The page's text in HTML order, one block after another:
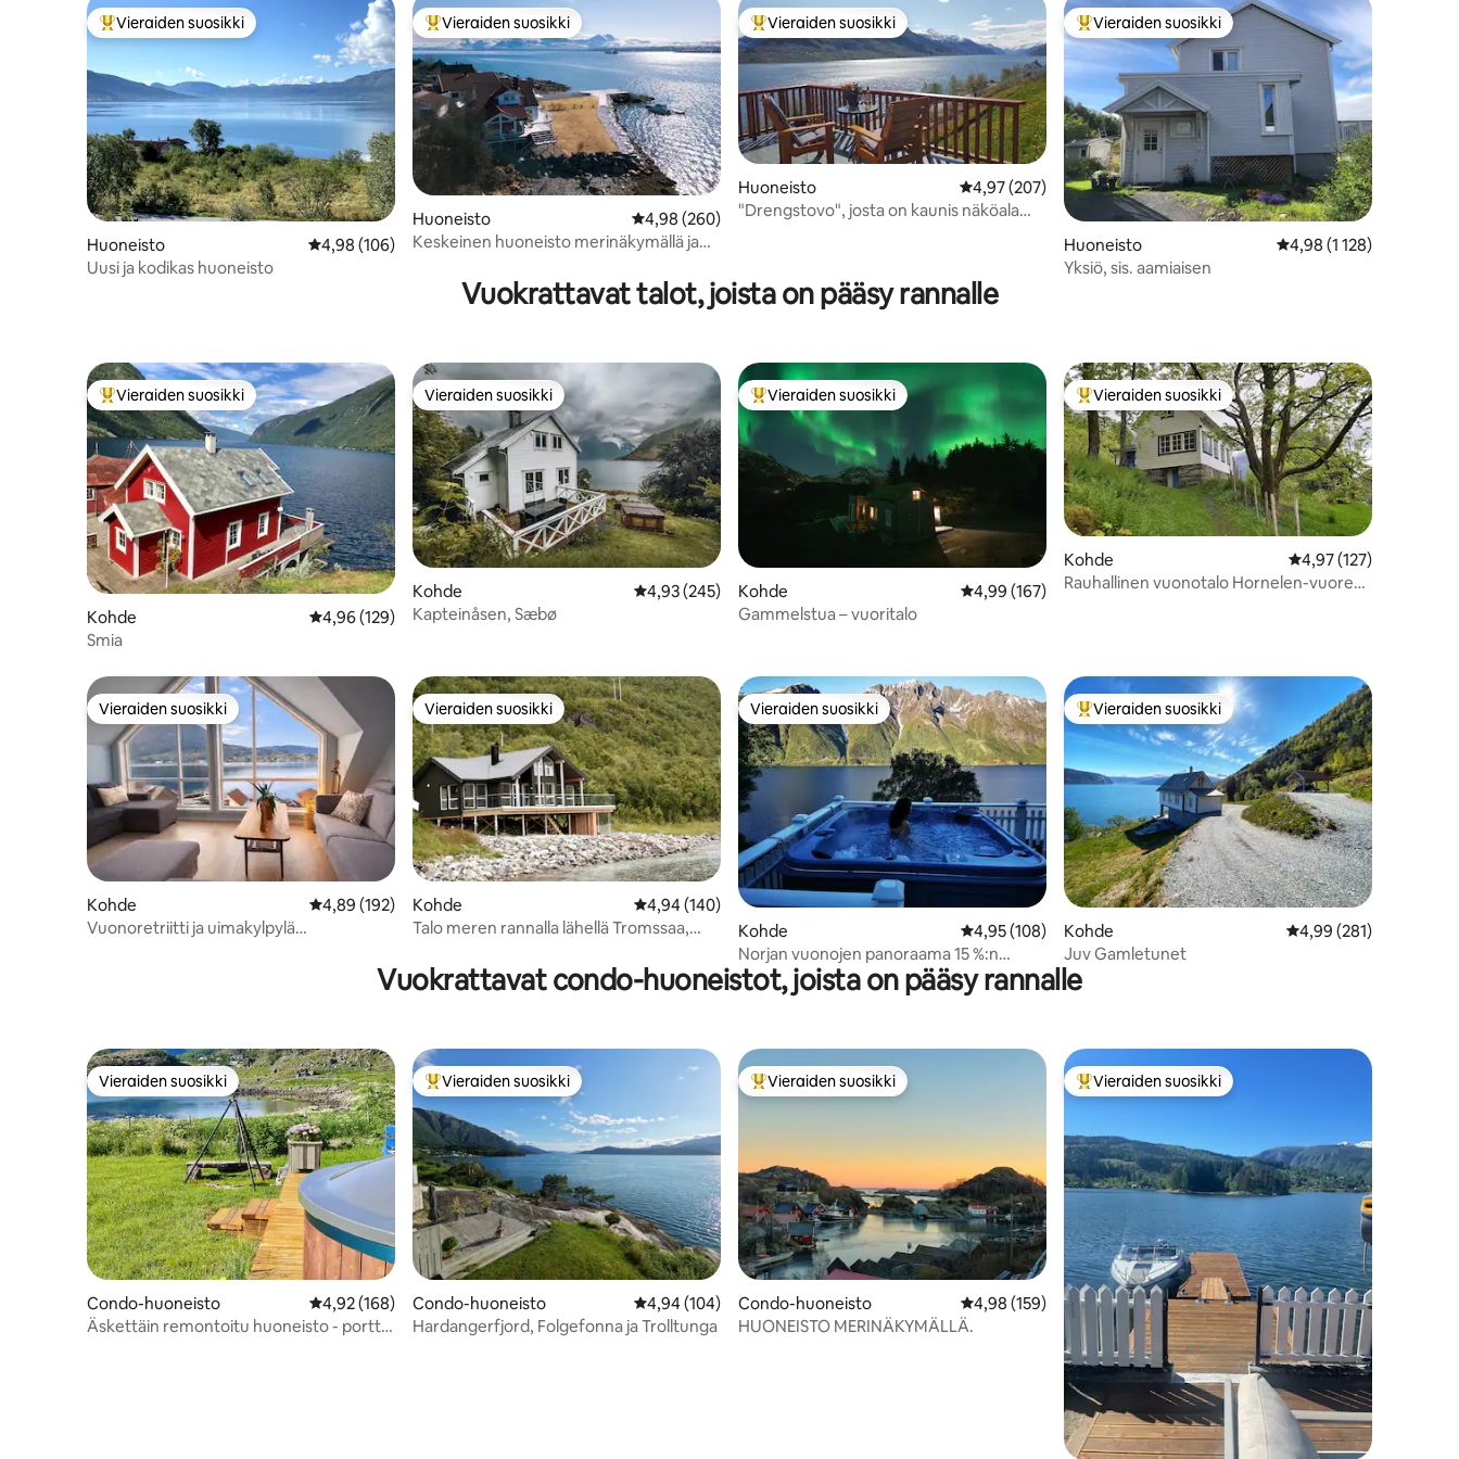
Vieraiden suosikkien parhaimmistoa
Vieraiden suosikki
Huoneisto Keskimääräinen arvio 4,98/5, 106 arvostelua
4,98 (106)
Uusi ja kodikas huoneisto
Vieraiden suosikkien parhaimmistoa
Vieraiden suosikki
Huoneisto Keskimääräinen arvio 4,98/5, 260 arvostelua
4,98 (260)
Keskeinen huoneisto merinäkymällä ja
Vieraiden suosikkien parhaimmistoa
Vieraiden suosikki
Huoneisto Keskimääräinen arvio 4,97/5, 207 arvostelua
4,97 (207)
"Drengstovo", josta on kaunis näköala
Vieraiden suosikkien parhaimmistoa
Vieraiden suosikki
Huoneisto Keskimääräinen arvio
4,98 (1 128)
Yksiö, sis. aamiaisen
Vuokrattavat talot, joista on pääsy rannalle
Vieraiden suosikkien parhaimmistoa
Vieraiden suosikki
Kohde Keskimääräinen arvio 4,96/5, 129 arvostelua
4,96 (129)
Smia
Vieraiden suosikki
Vieraiden suosikki
Kohde Keskimääräinen arvio 4,93/5, 245 arvostelua
4,93 (245)
Kapteinåsen, Sæbø
Vieraiden suosikkien parhaimmistoa
Vieraiden suosikki
Kohde Keskimääräinen arvio 4,99/5, 167 arvostelua
4,99 (167)
Gammelstua – vuoritalo
Vieraiden suosikkien parhaimmistoa
Vieraiden suosikki
Kohde Keskimääräinen arvio
4,97 (127)
Rauhallinen vuonotalo Hornelen-vuoren
Vieraiden suosikki
Vieraiden suosikki
Kohde Keskimääräinen arvio 4,89/5, 192 arvostelua
4,89 (192)
Vuonoretriitti ja uimakylpylä
Vieraiden suosikki
Vieraiden suosikki
Kohde Keskimääräinen arvio 4,94/5, 140 arvostelua
4,94 (140)
Talo meren rannalla lähellä Tromssaa,
Vieraiden suosikki
Vieraiden suosikki
Kohde Keskimääräinen arvio 4,95/5, 108 arvostelua
4,95 (108)
Norjan vuonojen panoraama 15 %:n
alennus syksy/talvi
Vieraiden suosikkien parhaimmistoa
Vieraiden suosikki
Kohde Keskimääräinen arvio
4,99 (281)
Juv Gamletunet
Vuokrattavat condo-huoneistot, joista on pääsy rannalle
Vieraiden suosikki
Vieraiden suosikki
Condo-huoneisto Keskimääräinen arvio 4,92/5, 168 arvostelua
4,92 (168)
Äskettäin remontoitu huoneisto - portti
Vieraiden suosikkien parhaimmistoa
Vieraiden suosikki
Condo-huoneisto Keskimääräinen arvio 4,94/5, 104 arvostelua
4,94 (104)
Hardangerfjord, Folgefonna ja Trolltunga
Vieraiden suosikkien parhaimmistoa
Vieraiden suosikki
Condo-huoneisto Keskimääräinen arvio 4,98/5, 159 arvostelua
4,98 (159)
HUONEISTO MERINÄKYMÄLLÄ.
Vieraiden suosikkien parhaimmistoa
Vieraiden suosikki